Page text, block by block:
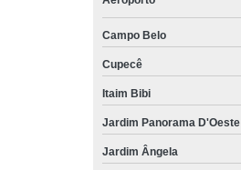
Campo Belo
Cupecê
Itaim Bibi
Jardim Panorama D'Oeste
Jardim Ângela